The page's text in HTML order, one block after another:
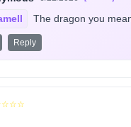
The dragon you
Reply